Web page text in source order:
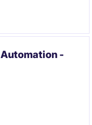
功に貢献する役割
-